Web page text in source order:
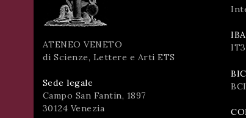
ATENEO VENETO
di Scienze, Lettere e Arti ETS
Sede legale
Campo San Fantin, 1897
30124 Venezia
BIC